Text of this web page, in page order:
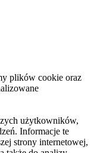
plików cookie oraz
użytkowników,
Informacje te
strony internetowej,